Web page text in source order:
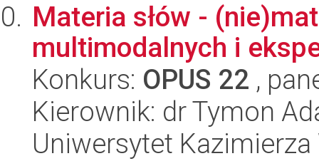
Materia słów -
multimodalnych i
Konkurs: OPUS 22 ,
Kierownik: dr Tymon
Uniwersytet